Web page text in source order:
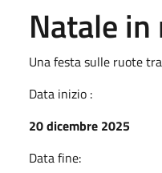
Natale
Una festa sulle ruote
Data inizio :
20 dicembre 2025
Data fine: